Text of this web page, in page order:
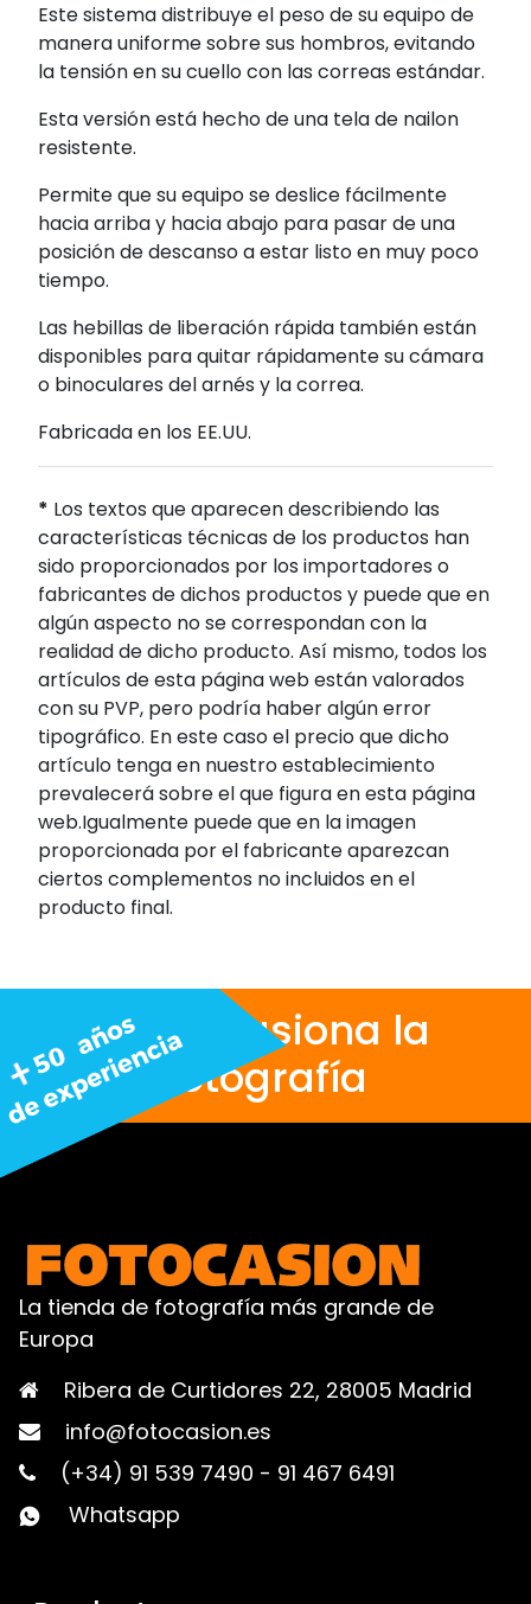
Este sistema distribuye el peso de su equipo de
manera uniforme sobre sus hombros, evitando
la tensión en su cuello con las correas estándar.
Esta versión está hecho de una tela de nailon
resistente.
Permite que su equipo se deslice fácilmente
hacia arriba y hacia abajo para pasar de una
posición de descanso a estar listo en muy poco
tiempo.
Las hebillas de liberación rápida también están
disponibles para quitar rápidamente su cámara
o binoculares del arnés y la correa.
Fabricada en los EE.UU.
* Los textos que aparecen describiendo las
características técnicas de los productos han
sido proporcionados por los importadores o
fabricantes de dichos productos y puede que en
algún aspecto no se correspondan con la
realidad de dicho producto. Así mismo, todos los
artículos de esta página web están valorados
con su PVP, pero podría haber algún error
tipográfico. En este caso el precio que dicho
artículo tenga en nuestro establecimiento
prevalecerá sobre el que figura en esta página
web.Igualmente puede que en la imagen
proporcionada por el fabricante aparezcan
ciertos complementos no incluidos en el
producto final.
Nos apasiona la
fotografía
La tienda de fotografía más grande de
Europa
Ribera de Curtidores 22, 28005 Madrid
info@fotocasion.es
(+34) 91 539 7490 - 91 467 6491
Whatsapp